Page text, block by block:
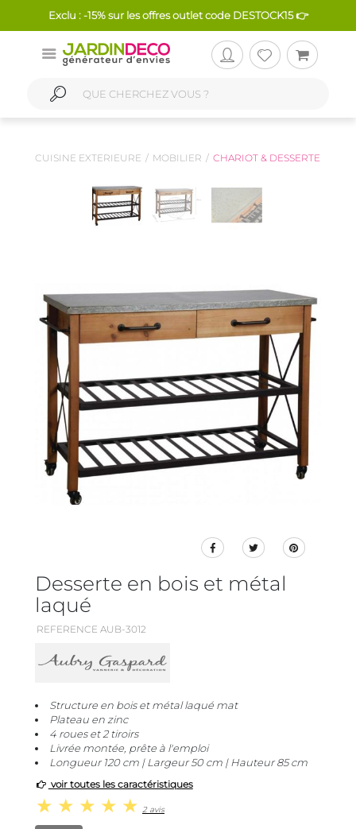
Exclu : -15% sur les offres outlet code DESTOCK15 👉
CUISINE EXTERIEURE MOBILIER CHARIOT & DESSERTE
Desserte en bois et métal
laqué
REFERENCE AUB-3012
Structure en bois et métal laqué mat
Plateau en zinc
4 roues et 2 tiroirs
Livrée montée, prête à l'emploi
Longueur 120 cm | Largeur 50 cm | Hauteur 85 cm
voir toutes les caractéristiques
2 avis